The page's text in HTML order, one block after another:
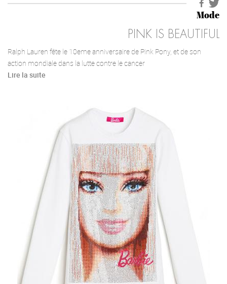
Mode
PINK IS BEAUTIFUL
Ralph Lauren fête le 10eme anniversaire de Pink Pony, et de son
action mondiale dans la lutte contre le cancer
Lire la suite